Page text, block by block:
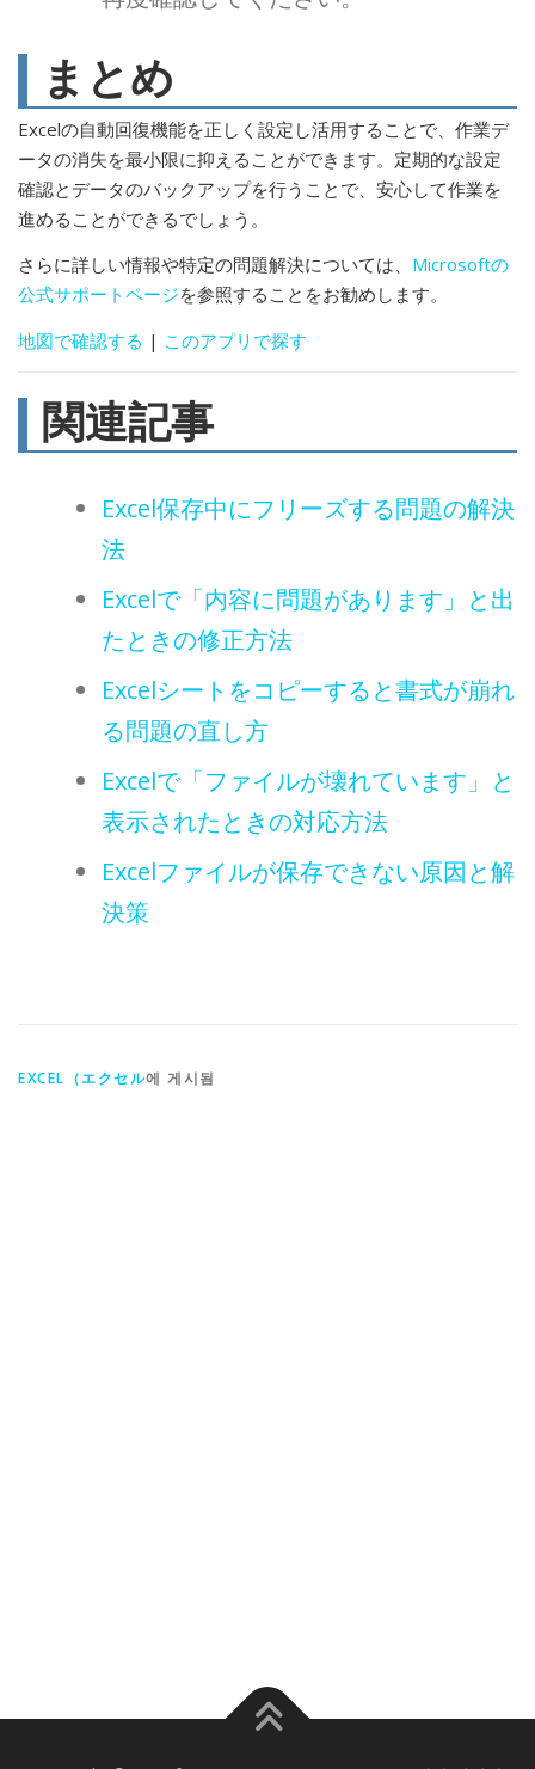
まとめ
Excelの自動回復機能を正しく設定し活用することで、作業デ
ータの消失を最小限に抑えることができます。定期的な設定
確認とデータのバックアップを行うことで、安心して作業を
進めることができるでしょう。
さらに詳しい情報や特定の問題解決については、 Microsoftの
公式サポートページを参照することをお勧めします。
地図で確認する | このアプリで探す
関連記事
Excel保存中にフリーズする問題の解決
法
Excelで「内容に問題があります」と出
たときの修正方法
Excelシートをコピーすると書式が崩れ
る問題の直し方
Excelで「ファイルが壊れています」と
表示されたときの対応方法
Excelファイルが保存できない原因と解
決策
EXCEL（エクセル에 게시됨